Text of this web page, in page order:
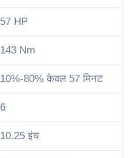
57 HP
143 Nm
10%-80% केवल 57 मिनट
6
10.25 इंच